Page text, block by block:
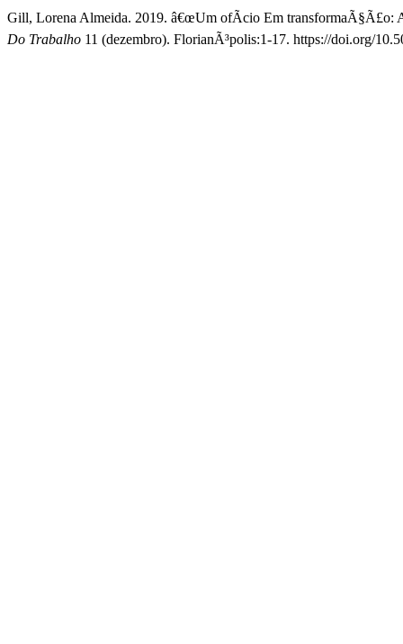
Gill, Lorena Almeida. 2019. â€œUm ofÃ­cio Em transformaÃ§Ã£o: A
Do Trabalho 11 (dezembro). FlorianÃ³polis:1-17. https://doi.org/